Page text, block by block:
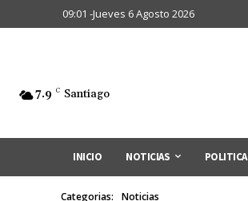
09:01 -Jueves 6 Agosto 2026
7.9 C Santiago
INICIO NOTICIAS POLITICA
Categorias: Noticias